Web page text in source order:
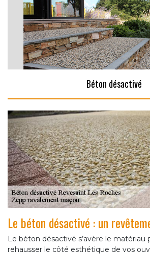
Béton désactivé
Le béton désactivé : un
Le béton désactivé s’avère le matériau
rehausser le côté esthétique de vos